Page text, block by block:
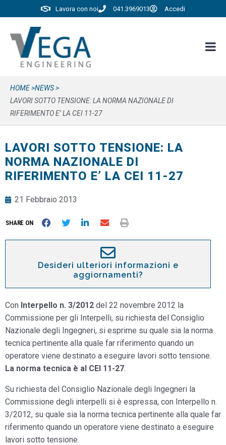
Lavora con noi 041.3969013 Accedi
HOME >NEWS >
LAVORI SOTTO TENSIONE: LA NORMA NAZIONALE DI
RIFERIMENTO E’ LA CEI 11-27
LAVORI SOTTO TENSIONE: LA
NORMA NAZIONALE DI
RIFERIMENTO E’ LA CEI 11-27
21 Febbraio 2013
SHARE ON
Desideri ulteriori informazioni e
aggiornamenti?
Con Interpello n. 3/2012 del 22 novembre 2012 la
Commissione per gli Interpelli, su richiesta del Consiglio
Nazionale degli Ingegneri, si esprime su quale sia la norma
tecnica pertinente alla quale far riferimento quando un
operatore viene destinato a eseguire lavori sotto tensione.
La norma tecnica è al CEI 11-27.
Su richiesta del Consiglio Nazionale degli Ingegneri la
Commissione degli interpelli si è espressa, con Interpello n.
3/2012, su quale sia la norma tecnica pertinente alla quale far
riferimento quando un operatore viene destinato a eseguire
lavori sotto tensione.